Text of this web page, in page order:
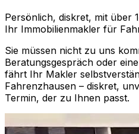
Persönlich, diskret, mit über
Ihr Immobilienmakler für
Sie müssen nicht zu uns
Beratungsgespräch oder
fährt Ihr Makler
Fahrenzhausen – diskret,
Termin, der zu Ihnen passt.